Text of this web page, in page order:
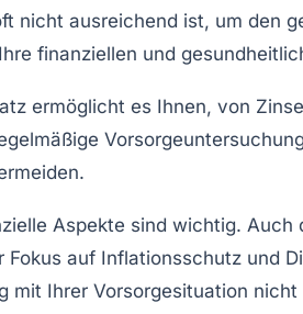
nicht ausreichend ist, um den
finanziellen und
ermöglicht es Ihnen, von
Aspekte sind wichtig.
Fokus auf Inflationsschutz und
mit Ihrer Vorsorgesituation nicht